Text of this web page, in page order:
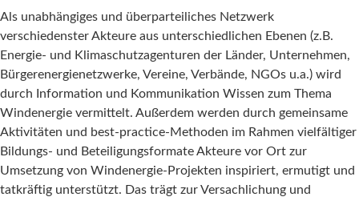
Als unabhängiges und überparteiliches Netzwerk
verschiedenster Akteure aus unterschiedlichen Ebenen (z.B.
Energie- und Klimaschutzagenturen der Länder, Unternehmen,
Bürgerenergienetzwerke, Vereine, Verbände, NGOs u.a.) wird
durch Information und Kommunikation Wissen zum Thema
Windenergie vermittelt. Außerdem werden durch gemeinsame
Aktivitäten und best-practice-Methoden im Rahmen vielfältiger
Bildungs- und Beteiligungsformate Akteure vor Ort zur
Umsetzung von Windenergie-Projekten inspiriert, ermutigt und
tatkräftig unterstützt. Das trägt zur Versachlichung und